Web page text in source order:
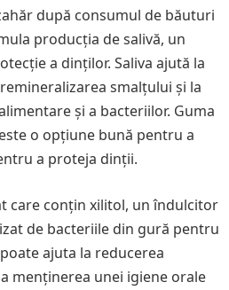
după consumul de băuturi
producția de salivă, un
a dinților. Saliva ajută la
smalțului și la
și a bacteriilor. Guma
o opțiune bună pentru a
a proteja dinții.
care conțin xilitol, un îndulcitor
de bacteriile din gură pentru
ajuta la reducerea
menținerea unei igiene orale